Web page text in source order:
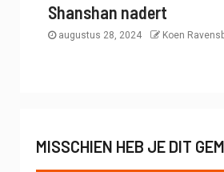
Shanshan nadert
augustus 28, 2024 Koen
MISSCHIEN HEB JE DIT